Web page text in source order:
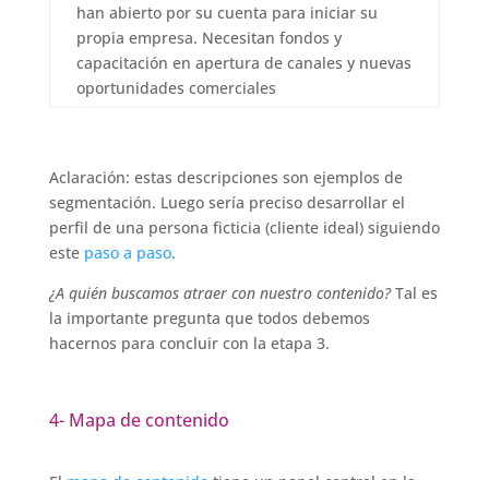
han abierto por su cuenta para iniciar su
propia empresa. Necesitan fondos y
capacitación en apertura de canales y nuevas
oportunidades comerciales
Aclaración: estas descripciones son ejemplos de
segmentación. Luego sería preciso desarrollar el
perfil de una persona ficticia (cliente ideal) siguiendo
este paso a paso.
¿A quién buscamos atraer con nuestro contenido?Tal es
la importante pregunta que todos debemos
hacernos para concluir con la etapa 3.
4- Mapa de contenido